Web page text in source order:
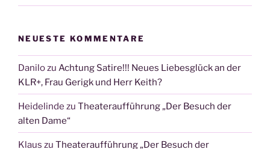
NEUESTE KOMMENTARE
Danilozu Achtung Satire!!! Neues Liebesglück an der
KLR+, Frau Gerigk und Herr Keith?
Heidelinde zu Theateraufführung „Der Besuch der
alten Dame“
Klaus zu Theateraufführung „Der Besuch der